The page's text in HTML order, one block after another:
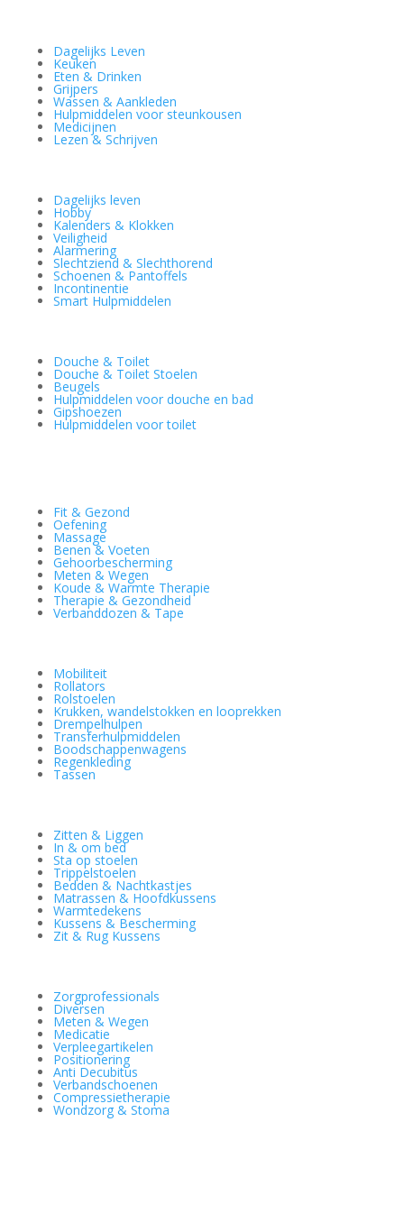
Dagelijks Leven
Keuken
Eten & Drinken
Grijpers
Wassen & Aankleden
Hulpmiddelen voor steunkousen
Medicijnen
Lezen & Schrijven
Dagelijks leven
Hobby
Kalenders & Klokken
Veiligheid
Alarmering
Slechtziend & Slechthorend
Schoenen & Pantoffels
Incontinentie
Smart Hulpmiddelen
Douche & Toilet
Douche & Toilet Stoelen
Beugels
Hulpmiddelen voor douche en bad
Gipshoezen
Hulpmiddelen voor toilet
Fit & Gezond
Oefening
Massage
Benen & Voeten
Gehoorbescherming
Meten & Wegen
Koude & Warmte Therapie
Therapie & Gezondheid
Verbanddozen & Tape
Mobiliteit
Rollators
Rolstoelen
Krukken, wandelstokken en looprekken
Drempelhulpen
Transferhulpmiddelen
Boodschappenwagens
Regenkleding
Tassen
Zitten & Liggen
In & om bed
Sta op stoelen
Trippelstoelen
Bedden & Nachtkastjes
Matrassen & Hoofdkussens
Warmtedekens
Kussens & Bescherming
Zit & Rug Kussens
Zorgprofessionals
Diversen
Meten & Wegen
Medicatie
Verpleegartikelen
Positionering
Anti Decubitus
Verbandschoenen
Compressietherapie
Wondzorg & Stoma